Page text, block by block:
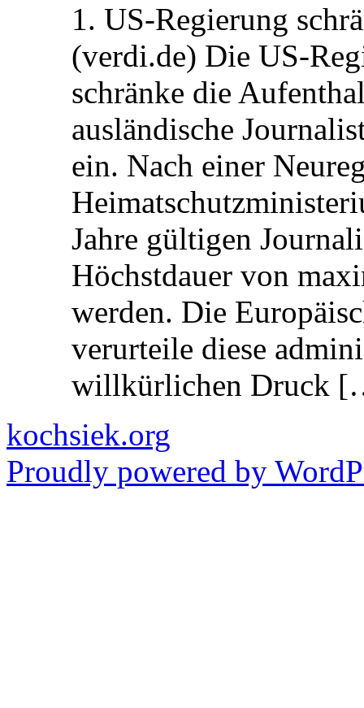
1. US-Regierung
(verdi.de) Die US-
schränke die
ausländische
ein. Nach einer
Jahre gültigen
Höchstdauer von
werden. Die
verurteile diese
willkürlichen Druck
kochsiek.org
Proudly powered by